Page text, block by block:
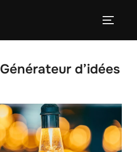
Générateur d’idées